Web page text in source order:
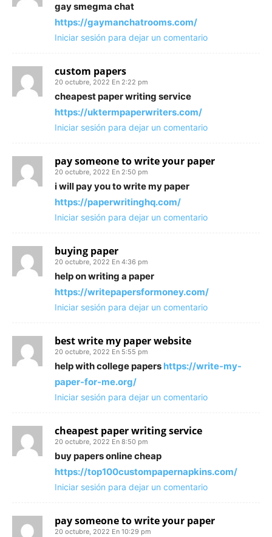
gay smegma chat
https://gaymanchatrooms.com/
Iniciar sesión para dejar un comentario
custom papers
20 octubre, 2022 En 2:22 pm
cheapest paper writing service
https://uktermpaperwriters.com/
Iniciar sesión para dejar un comentario
pay someone to write your paper
20 octubre, 2022 En 2:50 pm
i will pay you to write my paper
https://paperwritinghq.com/
Iniciar sesión para dejar un comentario
buying paper
20 octubre, 2022 En 4:36 pm
help on writing a paper
https://writepapersformoney.com/
Iniciar sesión para dejar un comentario
best write my paper website
20 octubre, 2022 En 5:55 pm
help with college papers https://write-my-
paper-for-me.org/
Iniciar sesión para dejar un comentario
cheapest paper writing service
20 octubre, 2022 En 8:50 pm
buy papers online cheap
https://top100custompapernapkins.com/
Iniciar sesión para dejar un comentario
pay someone to write your paper
20 octubre, 2022 En 10:29 pm